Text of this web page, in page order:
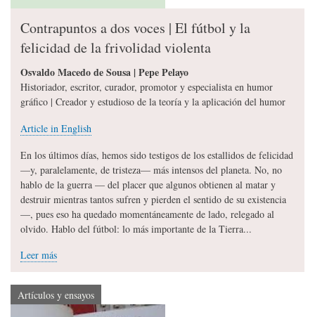
Contrapuntos a dos voces | El fútbol y la
felicidad de la frivolidad violenta
Osvaldo Macedo de Sousa | Pepe Pelayo
Historiador, escritor, curador, promotor y especialista en humor
gráfico | Creador y estudioso de la teoría y la aplicación del humor
Article in English
En los últimos días, hemos sido testigos de los estallidos de felicidad
—y, paralelamente, de tristeza— más intensos del planeta. No, no
hablo de la guerra — del placer que algunos obtienen al matar y
destruir mientras tantos sufren y pierden el sentido de su existencia
—, pues eso ha quedado momentáneamente de lado, relegado al
olvido. Hablo del fútbol: lo más importante de la Tierra...
Leer más
Artículos y ensayos